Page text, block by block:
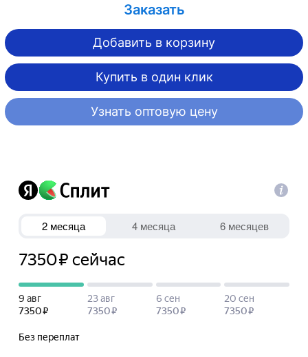
Заказать
Добавить в корзину
Купить в один клик
Узнать оптовую цену